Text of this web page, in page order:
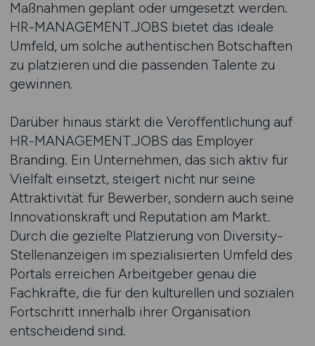
Maßnahmen geplant oder umgesetzt werden.
HR-MANAGEMENT.JOBS bietet das ideale
Umfeld, um solche authentischen Botschaften
zu platzieren und die passenden Talente zu
gewinnen.
Darüber hinaus stärkt die Veröffentlichung auf
HR-MANAGEMENT.JOBS das Employer
Branding. Ein Unternehmen, das sich aktiv für
Vielfalt einsetzt, steigert nicht nur seine
Attraktivität für Bewerber, sondern auch seine
Innovationskraft und Reputation am Markt.
Durch die gezielte Platzierung von Diversity-
Stellenanzeigen im spezialisierten Umfeld des
Portals erreichen Arbeitgeber genau die
Fachkräfte, die für den kulturellen und sozialen
Fortschritt innerhalb ihrer Organisation
entscheidend sind.